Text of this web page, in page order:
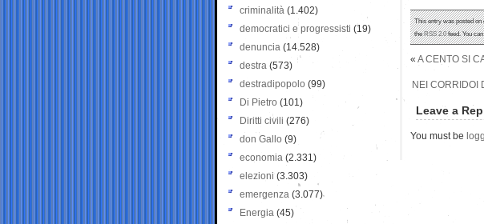
This entry was posted on
theRSS 2.0feed. You can
« A CENTO SI
NEI CORRIDOI
Leave a
You must be
criminalità (1.402)
democratici e progressisti (19)
denuncia (14.528)
destra (573)
destradipopolo (99)
Di Pietro (101)
Diritti civili (276)
don Gallo (9)
economia (2.331)
elezioni (3.303)
emergenza (3.077)
Energia (45)